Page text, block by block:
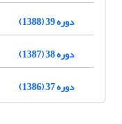
دوره 39 (1388)
دوره 38 (1387)
دوره 37 (1386)